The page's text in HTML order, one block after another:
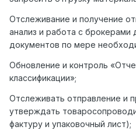
Отслеживание и получение
анализ и работа с брокерами
документов по мере
Обновление и контроль
классификации»;
Отслеживать отправление и
утверждать
фактуру и упаковочный лист);